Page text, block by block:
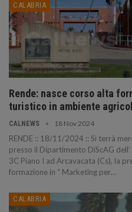
CALABRIA
Rende: nasce corso alta
turistico in ambiente
CALNEWS 18 Nov 2024
RENDE :: 18/11/2024 :: Si terrà
presso il Dipartimento DiScAG
3C Piano I ad Arcavacata (Cs), la
formazione in “ Marketing per…
CALABRIA